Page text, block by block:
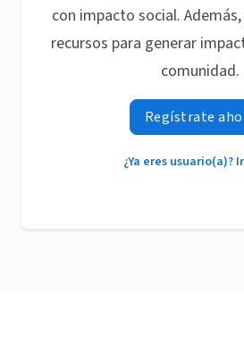
con impacto social.
recursos para generar
comunidad.
Regístrate
¿Ya eres usuario(a)?